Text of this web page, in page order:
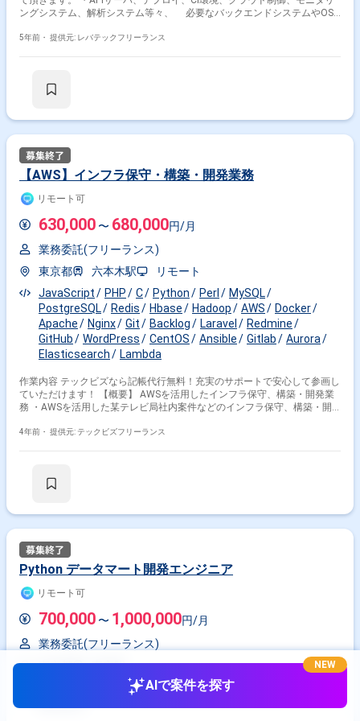
ングシステム、解析システム等々、 必要なバックエンドシステムやOSS
なアプローチを検討し、最適化して頂きます。 ・スクラム開発で、
5年前・ 提供元: レバテックフリーランス
【AWS】インフラ保守・構築・開発業務
リモート可
630,000 〜 680,000円/月
業務委託(フリーランス)
東京都
六本木駅
リモート
JavaScript
PHP C Python Perl
MySQL
PostgreSQL
Redis Hbase Hadoop AWS
Docker
Apache
Nginx Git Backlog Laravel
Redmine
GitHub
WordPress CentOS Ansible Gitlab
Aurora
Elasticsearch
Lambda
作業内容 テックビズなら記帳代行無料！充実のサポートで安心して参画し
ていただけます！ 【概要】 AWSを活用したインフラ保守、構築・開発業
務 ・AWSを活用した某テレビ局社内案件などのインフラ保守、構築・開
度:低) ・インフラ関連業務、及びその他付随業務 ※アサイン後はクラウド
EC2(AmazonLinux),EBS,AutoScalingGroup,ELB各種,ECS,ECR,S3,
Apache,Nginx,Redis,MySQL,PostgreSQL,Memcached,Postfix,
vsftp,Zabbix,crond,OpenSSL,Elasticsearch,Kibana,Fluentd,
Docker,Ansible,Hadoop,HBase,Hive,Pig,ZooKeeper,
Git,GitHub,Gitlab,GitlabCIRunner,CircleCI,Redmine,
WordPress,Laravel,RubyOnRails,CentOS,Debian,Vernish,
Python,Perl,Javascript,PHP ※一般のWEBシステムで使うようなサービスを
中心に活用しております。 その他: Fastly、Twilio、Mackerel、Slack、
Backlog ▼勤務地等 最寄駅:六本木,リモート 勤務時間:10:00-18:00勤務(7
時間稼働、1時間休憩) ※土日祝日の出社は基本的にありません。 ▼条件面
面談:1回(Meet予定) 精算:140-180h ※週5日〜OKの案件です！
4年前・ 提供元: テックビズフリーランス
Python データマート開発エンジニア
リモート可
700,000 〜 1,000,000円/月
業務委託(フリーランス)
東京都
東京駅
Linux
Google Cloud Platform
AIで案件を探す
NEW